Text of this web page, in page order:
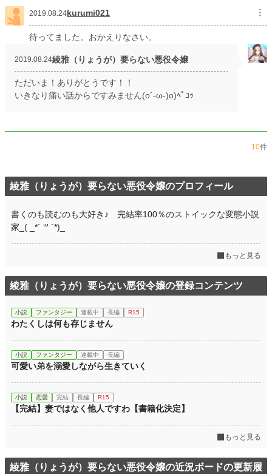
2019.08.24kurumi021 ︙
待ってました。おかえりなさい。
2019.08.24綾雅（りょうが）要らない悪役令嬢
ただいま！ありがとうです！！
いきなり痛い話からですみません(o´-ω-)o)ﾍﾟｺｯ
10件
綾雅（りょうが）要らない悪役令嬢のプロフィール
書くのも読むのも大好き♪ 完結率100％のストイックな変態小説
家_( _*´ ꒳ `*)_
もっと見る
綾雅（りょうが）要らない悪役令嬢の登録コンテンツ
小説 ファンタジー 連載中 長編 R15
わたくしは何も存じません
小説 ファンタジー 連載中 長編
可愛い弟を溺愛しながら生きていく
小説 恋愛 完結 長編 R15
【完結】妻ではなく他人ですわ【書籍化決定】
もっと見る
綾雅（りょうが）要らない悪役令嬢の近況ボードの更新履